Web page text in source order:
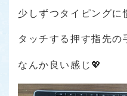
少しずつタイピングに
タッチする押す指先の
なんか良い感じ💖